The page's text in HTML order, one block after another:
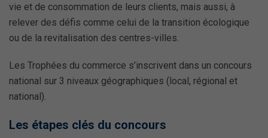
vie et de consommation de leurs clients, mais aussi, à
relever des défis comme celui de la transition écologique
ou de la revitalisation des centres-villes.
Les Trophées du commerce s’inscrivent dans un concours
national sur 3 niveaux géographiques (local, régional et
national).
Les étapes clés du concours